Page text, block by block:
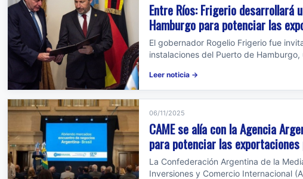
Entre Ríos: Frigerio desarrollará
Hamburgo para potenciar las
El gobernador Rogelio Frigerio fue
instalaciones del Puerto de
Leer noticia →
06/11/2025
CAME se alía con la Agencia
para potenciar las
La Confederación Argentina de la
Inversiones y Comercio Internacional